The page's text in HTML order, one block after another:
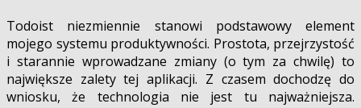
Todoist niezmiennie stanowi podstawowy element
mojego systemu produktywności. Prostota, przejrzystość
i starannie wprowadzane zmiany (o tym za chwilę) to
największe zalety tej aplikacji. Z czasem dochodzę do
wniosku, że technologia nie jest tu najważniejsza.